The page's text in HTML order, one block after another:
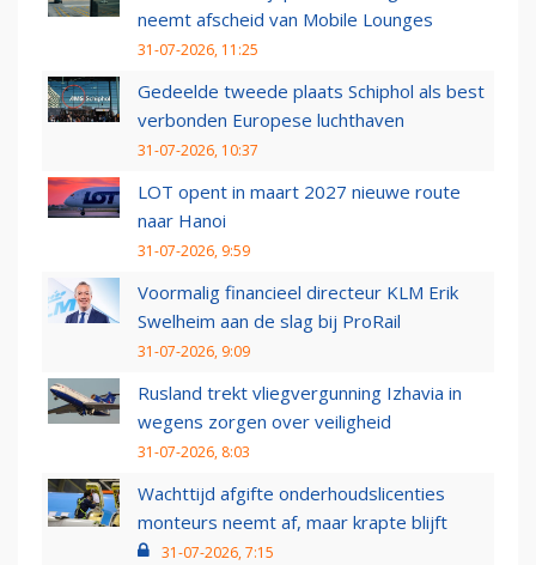
neemt afscheid van Mobile Lounges
31-07-2026, 11:25
Gedeelde tweede plaats Schiphol als best
verbonden Europese luchthaven
31-07-2026, 10:37
LOT opent in maart 2027 nieuwe route
naar Hanoi
31-07-2026, 9:59
Voormalig financieel directeur KLM Erik
Swelheim aan de slag bij ProRail
31-07-2026, 9:09
Rusland trekt vliegvergunning Izhavia in
wegens zorgen over veiligheid
31-07-2026, 8:03
Wachttijd afgifte onderhoudslicenties
monteurs neemt af, maar krapte blijft
31-07-2026, 7:15